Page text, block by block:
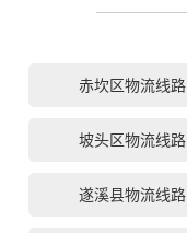
赤坎区物流线路
坡头区物流线路
遂溪县物流线路